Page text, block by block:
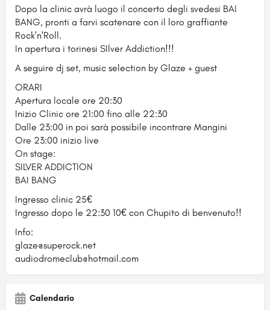
Dopo la clinic avrà luogo il concerto degli svedesi BAI
BANG, pronti a farvi scatenare con il loro graffiante
Rock'n'Roll.
In apertura i torinesi SIlver Addiction!!!
A seguire dj set, music selection by Glaze + guest
ORARI
Apertura locale ore 20:30
Inizio Clinic ore 21:00 fino alle 22:30
Dalle 23:00 in poi sarà possibile incontrare Mangini
Ore 23:00 inizio live
On stage:
SILVER ADDICTION
BAI BANG
Ingresso clinic 25€
Ingresso dopo le 22:30 10€ con Chupito di benvenuto!!
Info:
glaze@superock.net
audiodromeclub@hotmail.com
Calendario